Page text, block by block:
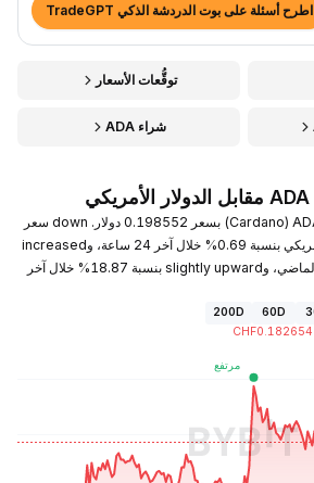
اطرح أسئلة على بوت الدردشة الذكي TradeGPT
توقُّعات الأسعار
شراء ADA
يجري اليوم، تداوُل واحد (1) ADA ‏(Cardano) بسعر 0.198552 دولار. down سعر
صرف ADA مقابل الدولار الأمريكي بنسبة 0.69% خلال آخر 24 ساعة، وincreased
بنسبة 6.69% خلال الأسبوع الماضي، وslightly upward بنسبة 18.87% خلال آخر
60D
200D
CHF0.182654